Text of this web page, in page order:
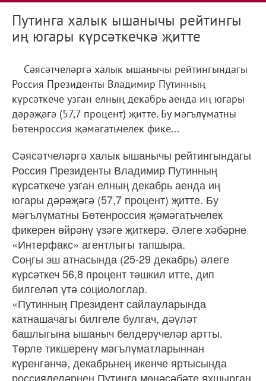
Путинга халык ышанычы рейтингы
иң югары күрсәткечкә җитте
Сәясәтчеләргә халык ышанычы рейтингындагы
Россия Президенты Владимир Путинның
күрсәткече узган елның декабрь аенда иң югары
дәрәҗәгә (57,7 процент) җитте. Бу мәгълүматны
Бөтенроссия җәмәгатьчелек фике...
Сәясәтчеләргә халык ышанычы рейтингындагы
Россия Президенты Владимир Путинның
күрсәткече узган елның декабрь аенда иң
югары дәрәҗәгә (57,7 процент) җитте. Бу
мәгълүматны Бөтенроссия җәмәгатьчелек
фикерен өйрәнү үзәге җиткерә. Әлеге хәбәрне
«Интерфакс» агентлыгы тапшыра.
Соңгы эш атнасында (25-29 декабрь) әлеге
күрсәткеч 56,8 процент тәшкил итте, дип
билгеләп үтә социологлар.
«Путинның Президент сайлауларында
катнашачагы билгеле булгач, дәүләт
башлыгына ышаныч белдерүчеләр артты.
Төрле тикшеренү мәгълүматларыннан
күренгәнчә, декабрьнең икенче яртысында
россиялеләрнең Путинга мөнәсәбәте яхшырган.